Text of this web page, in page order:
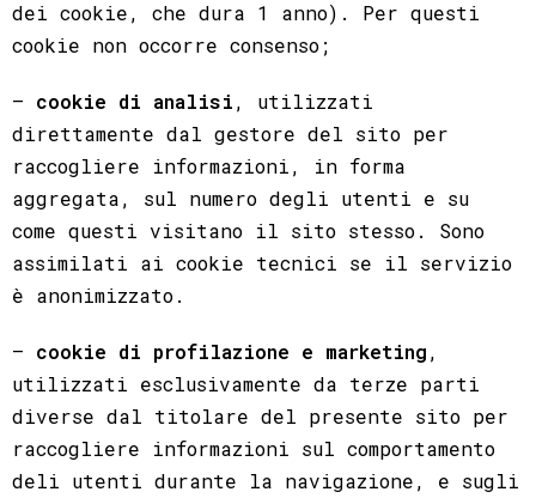
dei cookie, che dura 1 anno). Per questi
cookie non occorre consenso;
– cookie di analisi, utilizzati
direttamente dal gestore del sito per
raccogliere informazioni, in forma
aggregata, sul numero degli utenti e su
come questi visitano il sito stesso. Sono
assimilati ai cookie tecnici se il servizio
è anonimizzato.
– cookie di profilazione e marketing,
utilizzati esclusivamente da terze parti
diverse dal titolare del presente sito per
raccogliere informazioni sul comportamento
deli utenti durante la navigazione, e sugli